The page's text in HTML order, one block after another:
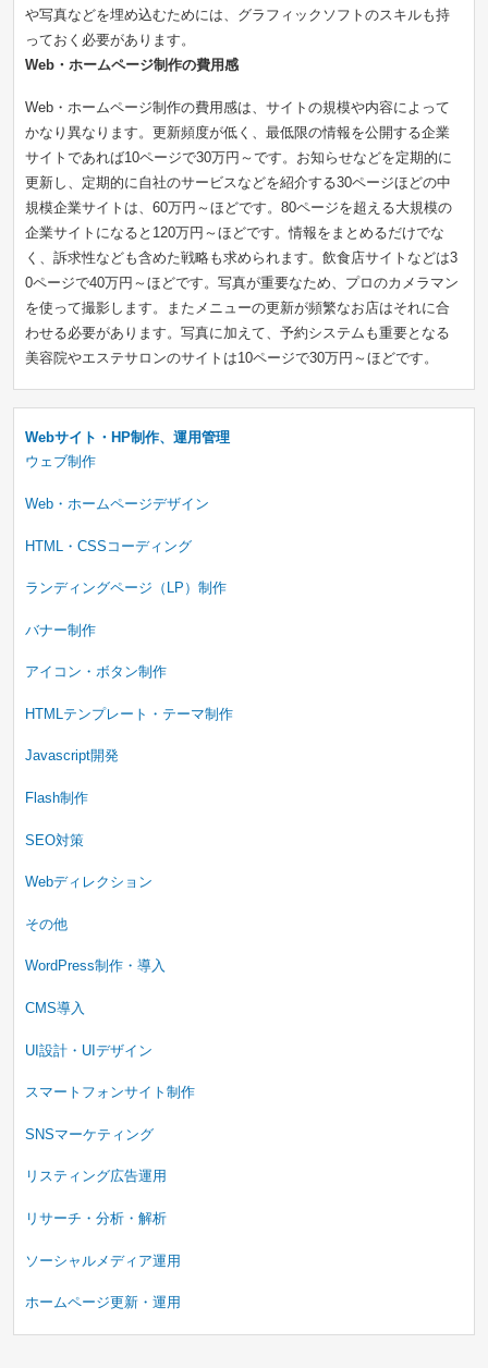
や写真などを埋め込むためには、グラフィックソフトのスキルも持
っておく必要があります。
Web・ホームページ制作の費用感
Web・ホームページ制作の費用感は、サイトの規模や内容によって
かなり異なります。更新頻度が低く、最低限の情報を公開する企業
サイトであれば10ページで30万円～です。お知らせなどを定期的に
更新し、定期的に自社のサービスなどを紹介する30ページほどの中
規模企業サイトは、60万円～ほどです。80ページを超える大規模の
企業サイトになると120万円～ほどです。情報をまとめるだけでな
く、訴求性なども含めた戦略も求められます。飲食店サイトなどは3
0ページで40万円～ほどです。写真が重要なため、プロのカメラマン
を使って撮影します。またメニューの更新が頻繁なお店はそれに合
わせる必要があります。写真に加えて、予約システムも重要となる
美容院やエステサロンのサイトは10ページで30万円～ほどです。
Webサイト・HP制作、運用管理
ウェブ制作
Web・ホームページデザイン
HTML・CSSコーディング
ランディングページ（LP）制作
バナー制作
アイコン・ボタン制作
HTMLテンプレート・テーマ制作
Javascript開発
Flash制作
SEO対策
Webディレクション
その他
WordPress制作・導入
CMS導入
UI設計・UIデザイン
スマートフォンサイト制作
SNSマーケティング
リスティング広告運用
リサーチ・分析・解析
ソーシャルメディア運用
ホームページ更新・運用